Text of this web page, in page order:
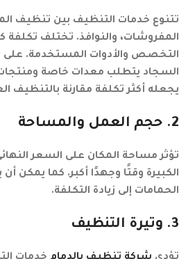
تتنوع خدمات التنظيف بين تنظيف
المفروشات، والنوافذ. تختلف
التخصص والأدوات المستخدمة. على
السجاد يتطلب معدات خاصة ومنتجات
يجعله أكثر تكلفة مقارنة بالتنظيف
2
. حجم العمل والمساحة
تؤثر مساحة المكان على السعر
الكبيرة وقتًا وجهدًا أكبر. كما يمكن
الحمامات إلى زيادة التكلفة.
3. وتيرة التنظيف